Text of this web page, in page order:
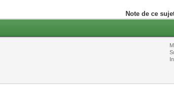
Note de ce